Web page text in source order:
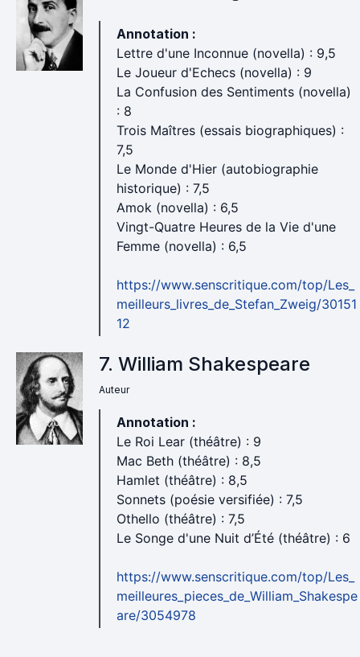
Annotation :
Lettre d'une Inconnue (novella) : 9,5
Le Joueur d'Echecs (novella) : 9
La Confusion des Sentiments (novella)
: 8
Trois Maîtres (essais biographiques) :
7,5
Le Monde d'Hier (autobiographie
historique) : 7,5
Amok (novella) : 6,5
Vingt-Quatre Heures de la Vie d'une
Femme (novella) : 6,5
https://www.senscritique.com/top/Les_
meilleurs_livres_de_Stefan_Zweig/30151
12
7. William Shakespeare
Auteur
Annotation :
Le Roi Lear (théâtre) : 9
Mac Beth (théâtre) : 8,5
Hamlet (théâtre) : 8,5
Sonnets (poésie versifiée) : 7,5
Othello (théâtre) : 7,5
Le Songe d'une Nuit d’Été (théâtre) : 6
https://www.senscritique.com/top/Les_
meilleures_pieces_de_William_Shakespe
are/3054978